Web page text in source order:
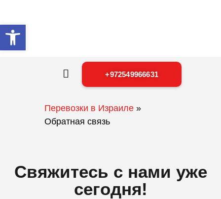
+972549966631
Перевозки в Израиле »
Обратная связь
Свяжитесь с нами уже
сегодня!
Открыть панель инструментов